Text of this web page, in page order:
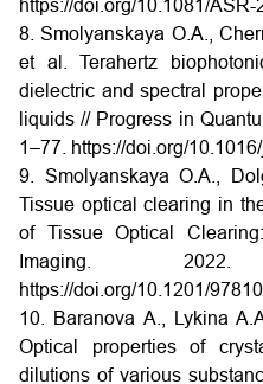
https://doi.org/10.1081/
8. Smolyanskaya O.A.,
et al. Terahertz
dielectric and spectral
liquids // Progress in
1–77. https://doi.org/
9. Smolyanskaya O.A.,
Tissue optical clearing in
of Tissue Optical
Imaging.
https://doi.org/10.1201/
10. Baranova A., Lykina
Optical properties of
dilutions of various